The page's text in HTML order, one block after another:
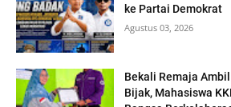
ke Partai Demokrat
Agustus 03, 2026
Bekali Remaja
Bijak, Mahasiswa